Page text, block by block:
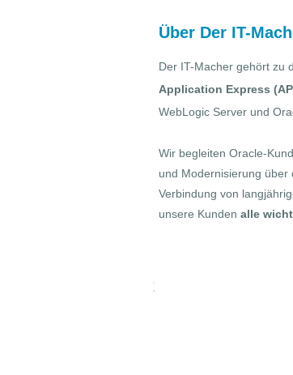
Über Der IT-
Der IT-Macher gehört zu
Application Express
WebLogic Server und
Wir begleiten Oracle-
und Modernisierung über
Verbindung von
unsere Kunden alle